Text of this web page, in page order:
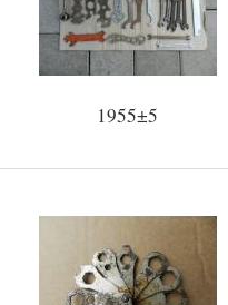
1955±5